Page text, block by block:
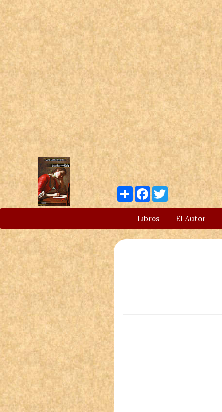
Compartir
Facebook
Twitter
Libros El Autor